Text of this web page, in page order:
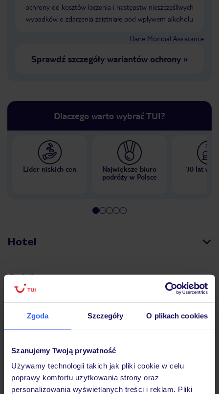
Zgoda Szczegóły O plikach cookies
Szanujemy Twoją prywatność
Używamy technologii takich jak pliki cookie w celu
poprawy komfortu użytkowania strony oraz
personalizowania wyświetlanych treści i reklam. Pliki
ochrony od kosztów leczenia i następstw nieszczęśliwych
wypadków o zdarzenia zaistniałe pod wpływem alkoholu
Dane Mondial Assistance
Sprawdź szczegóły wariantów ochrony»
Dlaczego warto wybrać TUI?
Lider niskich cen
Największe biuro
podróży w Polsce
30 lat w
Hotel
Opinie
Pokoje
Wyżywienie
Atrakcje